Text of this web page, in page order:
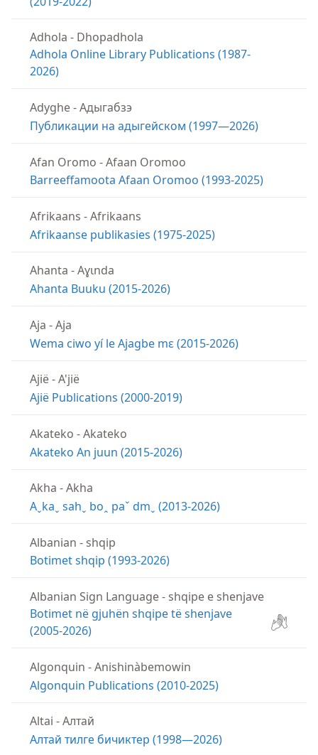
Adhola - Dhopadhola
Adhola Online Library Publications (1987-
2026)
Adyghe-Адыгабзэ
Публикации на адыгейском (1997—2026)
Afan Oromo -Afaan Oromoo
Barreeffamoota Afaan Oromoo (1993-2025)
Afrikaans -Afrikaans
Afrikaanse publikasies (1975-2025)
Ahanta -Aɣɩnda
Ahanta Buuku (2015-2026)
Aja -Aja
Wema ciwo yí le Ajagbe mɛ (2015-2026)
Ajië-A'jië
Ajië Publications (2000-2019)
Akateko -Akateko
Akateko An juun (2015-2026)
Akha -Akha
Aˬkaˬ sahˬ boꞈ paˇ dmˬ (2013-2026)
Albanian - shqip
Botimet shqip (1993-2026)
Albanian Sign Language- shqipe e shenjave
Botimet në gjuhën shqipe të shenjave
(2005-2026)
Algonquin -Anishinàbemowin
Algonquin Publications (2010-2025)
Altai -Алтай
Алтай тилге бичиктер (1998—2026)